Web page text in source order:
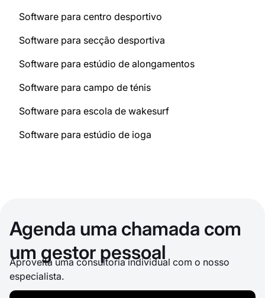
Software para centro desportivo
Software para secção desportiva
Software para estúdio de alongamentos
Software para campo de ténis
Software para escola de wakesurf
Software para estúdio de ioga
Agenda uma chamada com
um gestor pessoal
Aproveita uma consultoria individual com o nosso
especialista.